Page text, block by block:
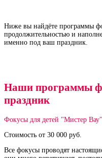
Ниже вы найдёте программы
продолжительностью и
именно под ваш праздник.
Наши программы
праздник
Фокусы для детей "Мистер Вау"
Стоимость от 30 000 руб.
Все фокусы проводят